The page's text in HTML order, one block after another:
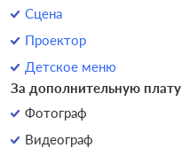
Сцена
Проектор
Детское меню
За дополнительную плату
Фотограф
Видеограф